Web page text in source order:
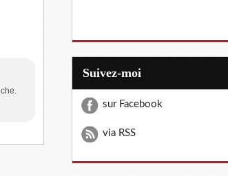
Suivez-moi
sur Facebook
via RSS